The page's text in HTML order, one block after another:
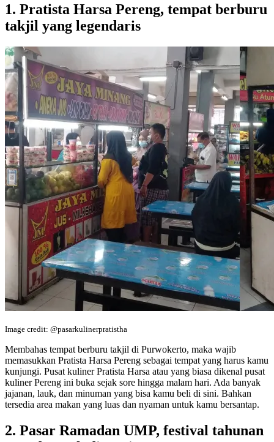
1. Pratista Harsa Pereng, tempat berburu
takjil yang legendaris
Image credit: @pasarkulinerpratistha
Membahas tempat berburu takjil di Purwokerto, maka wajib
memasukkan Pratista Harsa Pereng sebagai tempat yang harus kamu
kunjungi. Pusat kuliner Pratista Harsa atau yang biasa dikenal pusat
kuliner Pereng ini buka sejak sore hingga malam hari. Ada banyak
jajanan, lauk, dan minuman yang bisa kamu beli di sini. Bahkan
tersedia area makan yang luas dan nyaman untuk kamu bersantap.
2. Pasar Ramadan UMP, festival tahunan